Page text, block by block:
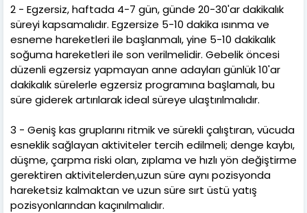
2 - Egzersiz, haftada 4-7 gün, günde 20-30'ar dakikalık
süreyi kapsamalıdır. Egzersize 5-10 dakika ısınma ve
esneme hareketleri ile başlanmalı, yine 5-10 dakikalık
soğuma hareketleri ile son verilmelidir. Gebelik öncesi
düzenli egzersiz yapmayan anne adayları günlük 10'ar
dakikalık sürelerle egzersiz programına başlamalı, bu
süre giderek artırılarak ideal süreye ulaştırılmalıdır.
3 - Geniş kas gruplarını ritmik ve sürekli çalıştıran, vücuda
esneklik sağlayan aktiviteler tercih edilmeli; denge kaybı,
düşme, çarpma riski olan, zıplama ve hızlı yön değiştirme
gerektiren aktivitelerden,uzun süre aynı pozisyonda
hareketsiz kalmaktan ve uzun süre sırt üstü yatış
pozisyonlarından kaçınılmalıdır.